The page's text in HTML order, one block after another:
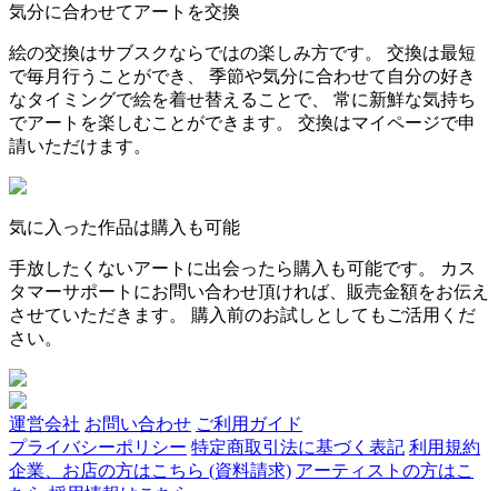
気分に合わせてアートを交換
絵の交換はサブスクならではの楽しみ方です。 交換は最短
で毎月行うことができ、 季節や気分に合わせて自分の好き
なタイミングで絵を着せ替えることで、 常に新鮮な気持ち
でアートを楽しむことができます。 交換はマイページで申
請いただけます。
気に入った作品は購入も可能
手放したくないアートに出会ったら購入も可能です。 カス
タマーサポートにお問い合わせ頂ければ、販売金額をお伝え
させていただきます。 購入前のお試しとしてもご活用くだ
さい。
運営会社 お問い合わせ ご利用ガイド
プライバシーポリシー 特定商取引法に基づく表記 利用規約
企業、お店の方はこちら (資料請求) アーティストの方はこ